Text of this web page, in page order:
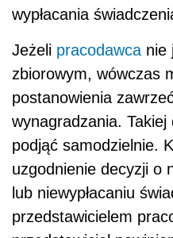
wypłacania
Jeżeli pracodawca nie
zbiorowym, wówczas
postanowienia
wynagradzania.
podjąć samodzielnie.
uzgodnienie decyzji o
lub niewypłacaniu
przedstawicielem